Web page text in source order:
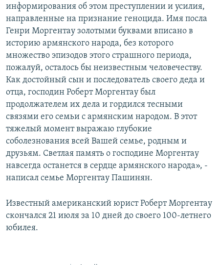
информирования об этом преступлении и усилия,
направленные на признание геноцида. Имя посла
Генри Моргентау золотыми буквами вписано в
историю армянского народа, без которого
множество эпизодов этого страшного периода,
пожалуй, осталось бы неизвестным человечеству.
Как достойный сын и последователь своего деда и
отца, господин Роберт Моргентау был
продолжателем их дела и гордился тесными
связями его семьи с армянским народом. В этот
тяжелый момент выражаю глубокие
соболезнования всей Вашей семье, родным и
друзьям. Светлая память о господине Моргентау
навсегда останется в сердце армянского народа», -
написал семье Моргентау Пашинян.
Известный американский юрист Роберт Моргентау
скончался 21 июля за 10 дней до своего 100-летнего
юбилея.